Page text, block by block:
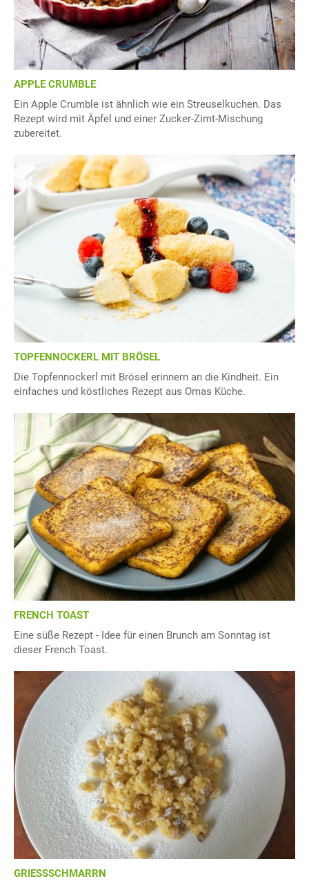
APPLE CRUMBLE
Ein Apple Crumble ist ähnlich wie ein Streuselkuchen. Das
Rezept wird mit Äpfel und einer Zucker-Zimt-Mischung
zubereitet.
TOPFENNOCKERL MIT BRÖSEL
Die Topfennockerl mit Brösel erinnern an die Kindheit. Ein
einfaches und köstliches Rezept aus Omas Küche.
FRENCH TOAST
Eine süße Rezept - Idee für einen Brunch am Sonntag ist
dieser French Toast.
GRIESSSCHMARRN